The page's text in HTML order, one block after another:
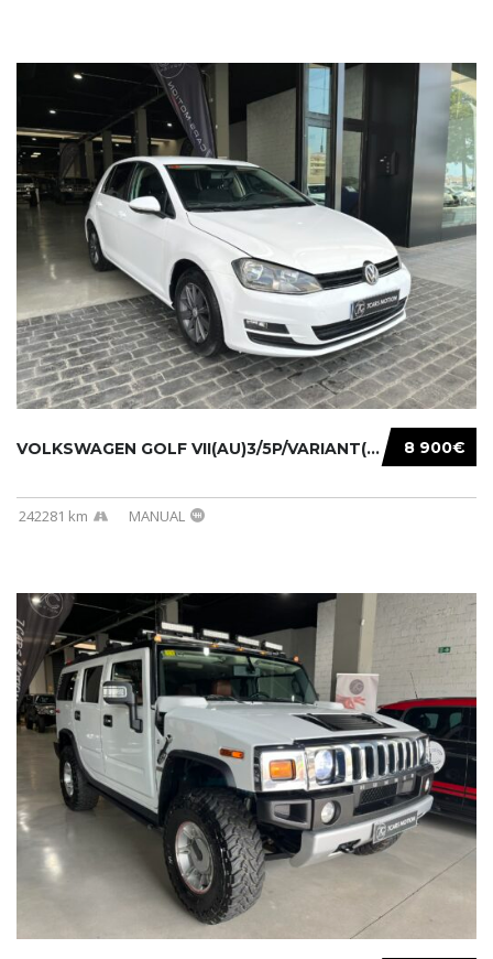
8 900€
VOLKSWAGEN GOLF VII(AU)3/5P/VARIANT(12-16 20...
242281 km MANUAL